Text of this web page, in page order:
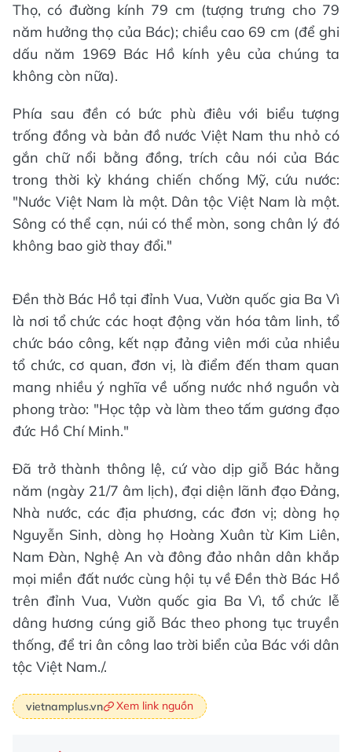
Thọ, có đường kính 79 cm (tượng trưng cho 79
năm hưởng thọ của Bác); chiều cao 69 cm (để ghi
dấu năm 1969 Bác Hồ kính yêu của chúng ta
không còn nữa).
Phía sau đền có bức phù điêu với biểu tượng
trống đồng và bản đồ nước Việt Nam thu nhỏ có
gắn chữ nổi bằng đồng, trích câu nói của Bác
trong thời kỳ kháng chiến chống Mỹ, cứu nước:
"Nước Việt Nam là một. Dân tộc Việt Nam là một.
Sông có thể cạn, núi có thể mòn, song chân lý đó
không bao giờ thay đổi."
Đền thờ Bác Hồ tại đỉnh Vua, Vườn quốc gia Ba Vì
là nơi tổ chức các hoạt động văn hóa tâm linh, tổ
chức báo công, kết nạp đảng viên mới của nhiều
tổ chức, cơ quan, đơn vị, là điểm đến tham quan
mang nhiều ý nghĩa về uống nước nhớ nguồn và
phong trào: "Học tập và làm theo tấm gương đạo
đức Hồ Chí Minh."
Đã trở thành thông lệ, cứ vào dịp giỗ Bác hằng
năm (ngày 21/7 âm lịch), đại diện lãnh đạo Đảng,
Nhà nước, các địa phương, các đơn vị; dòng họ
Nguyễn Sinh, dòng họ Hoàng Xuân từ Kim Liên,
Nam Đàn, Nghệ An và đông đảo nhân dân khắp
mọi miền đất nước cùng hội tụ về Đền thờ Bác Hồ
trên đỉnh Vua, Vườn quốc gia Ba Vì, tổ chức lễ
dâng hương cúng giỗ Bác theo phong tục truyền
thống, để tri ân công lao trời biển của Bác với dân
tộc Việt Nam./.
vietnamplus.vn Xem link nguồn